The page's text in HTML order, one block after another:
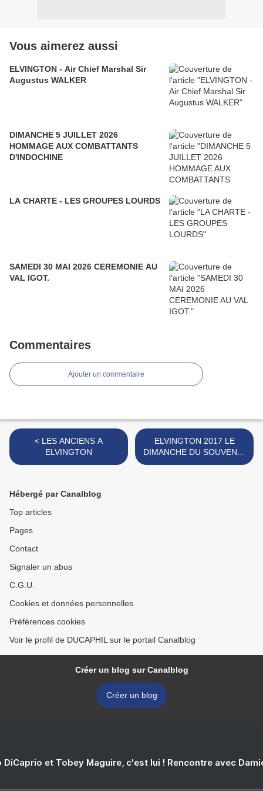
Vous aimerez aussi
ELVINGTON - Air Chief Marshal Sir
Augustus WALKER
DIMANCHE 5 JUILLET 2026
HOMMAGE AUX COMBATTANTS
D'INDOCHINE
LA CHARTE - LES GROUPES LOURDS
SAMEDI 30 MAI 2026 CEREMONIE AU
VAL IGOT.
Commentaires
Ajouter un commentaire
< LES ANCIENS A
ELVINGTON
ELVINGTON 2017 LE
DIMANCHE DU SOUVENIR
>
Hébergé par Canalblog
Top articles
Pages
Contact
Signaler un abus
C.G.U.
Cookies et données personnelles
Préférences cookies
Voir le profil de DUCAPHIL sur le portail Canalblog
Créer un blog sur Canalblog
Créer un blog
DiCaprio et Tobey Maguire, c'est lui ! Rencontre avec